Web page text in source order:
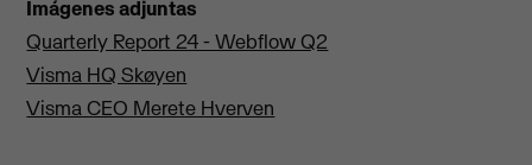
Imágenes adjuntas
Quarterly Report 24 - Webflow Q2
Visma HQ Skøyen
Visma CEO Merete Hverven